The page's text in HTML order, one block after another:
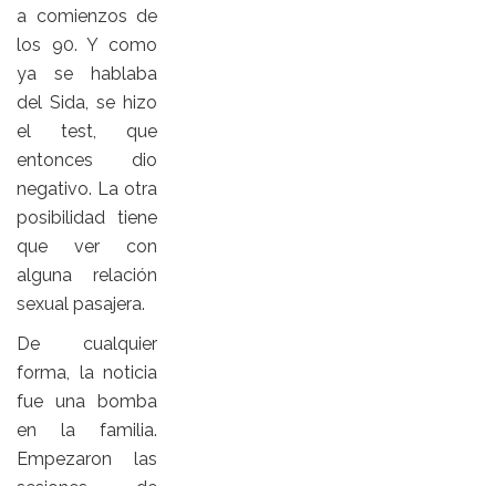
a comienzos de
los 90. Y como
ya se hablaba
del Sida, se hizo
el test, que
entonces dio
negativo. La otra
posibilidad tiene
que ver con
alguna relación
sexual pasajera.
De cualquier
forma, la noticia
fue una bomba
en la familia.
Empezaron las